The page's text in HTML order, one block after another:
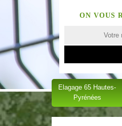
ON VOUS
Elagage 65 Hautes-
Pyrénées